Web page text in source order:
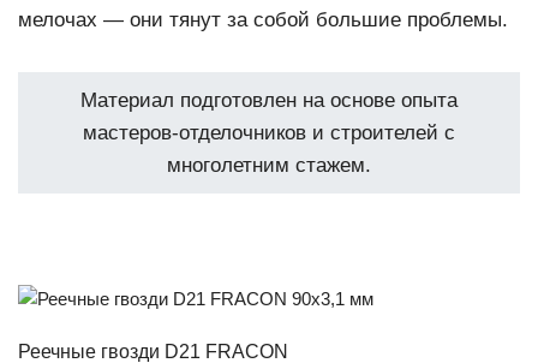
мелочах — они тянут за собой большие проблемы.
Материал подготовлен на основе опыта
мастеров-отделочников и строителей с
многолетним стажем.
Реечные гвозди D21 FRACON